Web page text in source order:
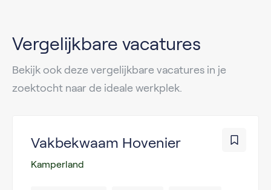
Vergelijkbare vacatures
Bekijk ook deze vergelijkbare vacatures in je
zoektocht naar de ideale werkplek.
Vakbekwaam Hovenier
Kamperland